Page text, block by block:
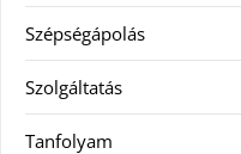
Szépségápolás
Szolgáltatás
Tanfolyam